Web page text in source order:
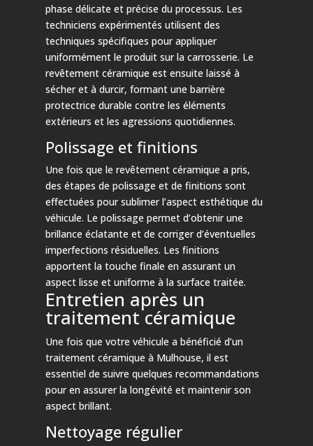
phase délicate et précise du processus. Les
techniciens expérimentés utilisent des
techniques spécifiques pour appliquer
uniformément le produit sur la carrosserie. Le
revêtement céramique est ensuite laissé à
sécher et à durcir, formant une barrière
protectrice durable contre les éléments
extérieurs et les agressions quotidiennes.
Polissage et finitions
Une fois que le revêtement céramique a pris,
des étapes de polissage et de finitions sont
effectuées pour sublimer l’aspect esthétique du
véhicule. Le polissage permet d’obtenir une
brillance éclatante et de corriger d’éventuelles
imperfections résiduelles. Les finitions
apportent la touche finale en assurant un
aspect lisse et uniforme à la surface traitée.
Entretien après un
traitement céramique
Une fois que votre véhicule a bénéficié d’un
traitement céramique à Mulhouse, il est
essentiel de suivre quelques recommandations
pour en assurer la longévité et maintenir son
aspect brillant.
Nettoyage régulier